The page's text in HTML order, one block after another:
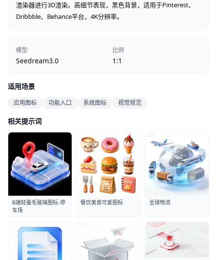
渲染器进行3D渲染。高细节表现，黑色背景，适用于Pinterest、
Dribbble、Behance平台，4K分辨率。
模型
Seedream3.0
比例
1:1
适用场景
应用图标 功能入口 系统图标 视觉规范
相关提示词
B端轻量毛玻璃图标-停
车场
餐饮美食可爱图标 全球物流